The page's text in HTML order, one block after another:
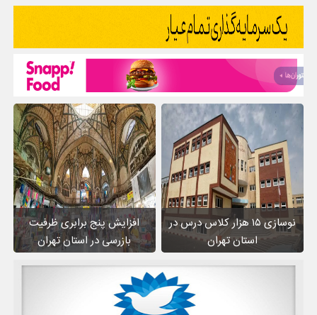
نوسازی ۱۵ هزار کلاس درس در
استان تهران
افزایش پنج برابری ظرفیت
بازرسی در استان تهران